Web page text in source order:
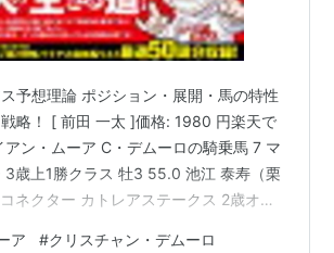
予想理論 ポジション・展開・馬の特性
略！ [ 前田 一太 ]価格: 1980 円楽天で
アン・ムーア C・デムーロの騎乗馬 7 マ
3歳上1勝クラス 牡3 55.0 池江 泰寿（栗
ネクター カトレアステークス 2歳オー
ア #クリスチャン・デムーロ